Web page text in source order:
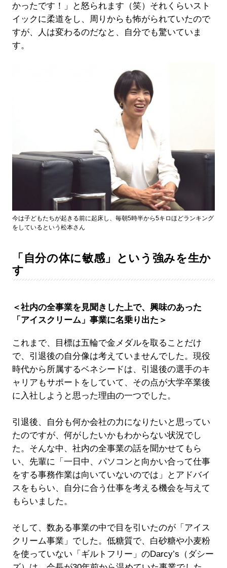
かったです！」と怒られます（笑）それくらいスト
イックに柔道をし、周りからも怖がられていたので
すが、人は変わるのだなと、自分でも驚いていま
す。
今は子どもたちが起きる前に起床し、毎朝5時半から5キロほどランキング
をしているという松本さん
「自分の体に敏感」という強みを生か
す
＜社内の全事業を見聞きした上で、興味のあった
「アイスクリーム」事業に名乗り出た＞
これまで、目標は五輪で金メダルを取ることだけ
で、引退後の自分像は考えていませんでした。現役
時代から所属するベネシードは、引退後の選手のキ
ャリアもサポートをしていて、その点が大学卒業後
に入社しようと思った理由の一つでした。
引退後、自分も何か会社の力になりたいと思ってい
たのですが、何がしたいかもわからない状況でし
た。そんな中、社内の全事業の話を聞かせてもら
い、先輩に「一日中、パソコンと向かい合って仕事
をする事務作業は向いていないのでは」とアドバイ
スをもらい、自分に合う仕事を考える機会を与えて
もらいました。
そして、数ある事業の中で目を引いたのが「アイス
クリーム事業」でした。低糖質で、白砂糖や小麦粉
を使っていない「ギルトフリー」のDarcy’s（ダシー